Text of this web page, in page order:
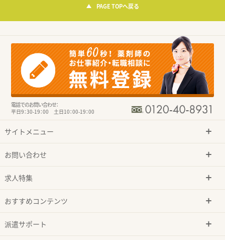
PAGE TOPへ戻る
電話でのお問い合わせ：
平日9：30-19：00 土日10：00-19：00
サイトメニュー
お問い合わせ
求人特集
おすすめコンテンツ
派遣サポート